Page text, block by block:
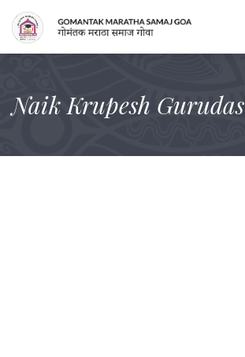
Naik Krupesh Gurudas